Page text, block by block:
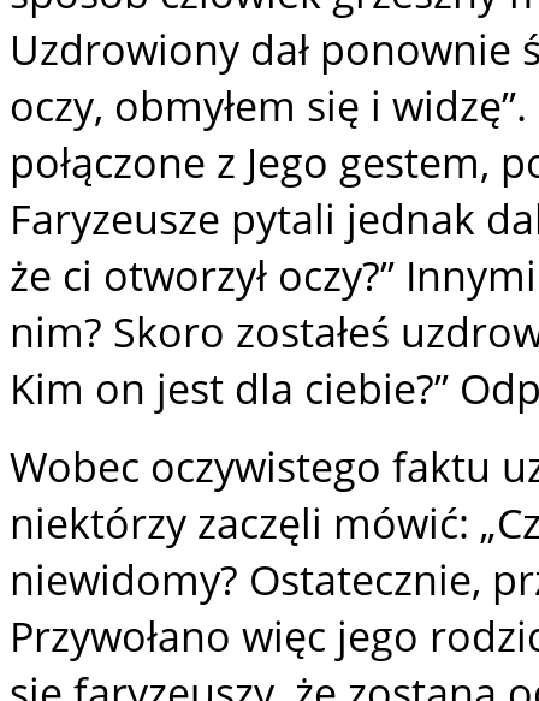
Uzdrowiony dał ponownie
oczy, obmyłem się i
połączone z Jego gestem,
Faryzeusze pytali jednak
że ci otworzył oczy?”
nim? Skoro zostałeś
Kim on jest dla ciebie?”
Wobec oczywistego faktu
niektórzy zaczęli mówić:
niewidomy? Ostatecznie,
Przywołano więc jego